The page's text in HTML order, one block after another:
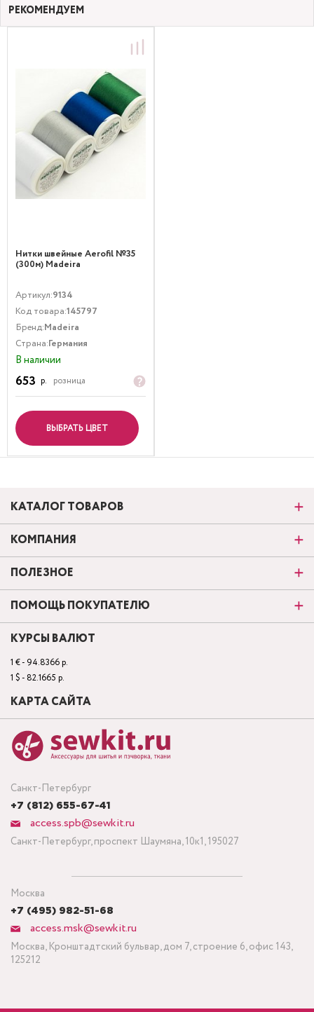
РЕКОМЕНДУЕМ
Нитки швейные Aerofil №35
(300м) Madeira
Артикул:9134
Код товара:145797
Бренд:Madeira
Страна:Германия
В наличии
653 р. розница
ВЫБРАТЬ ЦВЕТ
Санкт-Петербург
+7 (812) 655-67-41
access.spb@sewkit.ru
Санкт-Петербург, проспект Шаумяна, 10к1, 195027
Москва
+7 (495) 982-51-68
access.msk@sewkit.ru
Москва, Кронштадтский бульвар, дом 7, строение 6, офис 143,
125212
КАТАЛОГ ТОВАРОВ
КОМПАНИЯ
ПОЛЕЗНОЕ
ПОМОЩЬ ПОКУПАТЕЛЮ
КУРСЫ ВАЛЮТ
1 € - 94.8366 р.
1 $ - 82.1665 р.
КАРТА САЙТА